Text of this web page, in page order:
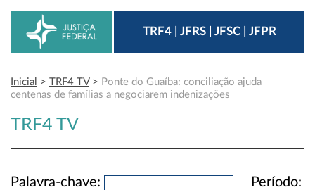
TRF4 | JFRS | JFSC | JFPR
Inicial > TRF4 TV> Ponte do Guaíba: conciliação ajuda
centenas de famílias a negociarem indenizações
TRF4 TV
Palavra-chave:
Período: